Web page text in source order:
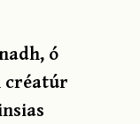
ó
créatúr